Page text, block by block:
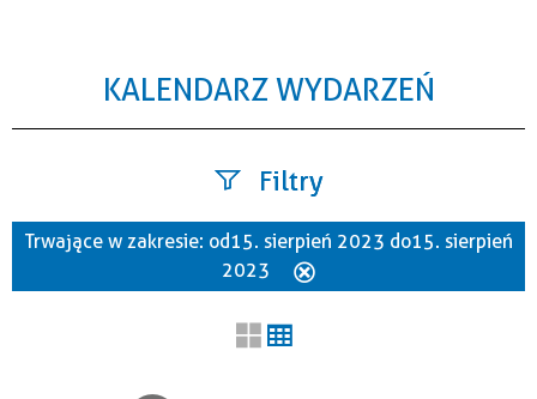
KALENDARZ WYDARZEŃ
Filtry
Szukana fraza
Trwające w zakresie: od 15. sierpień 2023 do 15. sierpień
2023